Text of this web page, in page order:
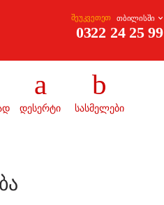
შეუკვეთეთ
0322 24 25 99
დესერტი სასმელები